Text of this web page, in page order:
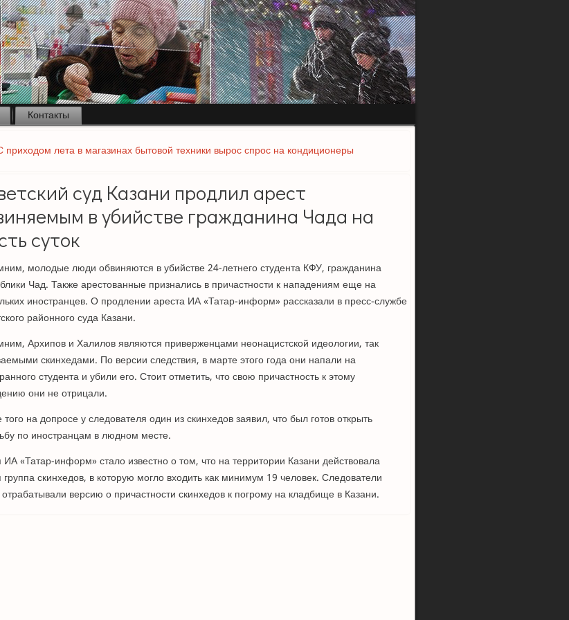
Контакты
приходом лета в магазинах бытовой техники вырос спрос на кондиционеры
суд Казани продлил арест
в убийстве гражданина Чада на
суток
молодые люди обвиняются в убийстве 24-летнего студента КФУ, гражданина
Чад. Также арестованные признались в причастности к нападениям еще на
иностранцев. О продлении ареста ИА «Татар-информ» рассказали в пресс-службе
районного суда Казани.
Архипов и Халилов являются приверженцами неонацистской идеологии, так
скинхедами. По версии следствия, в марте этого года они напали на
студента и убили его. Стоит отметить, что свою причастность к этому
они не отрицали.
на допросе у следователя один из скинхедов заявил, что был готов открыть
по иностранцам в людном месте.
«Татар-информ» стало известно о том, что на территории Казани действовала
группа скинхедов, в которую могло входить как минимум 19 человек. Следователи
версию о причастности скинхедов к погрому на кладбище в Казани.